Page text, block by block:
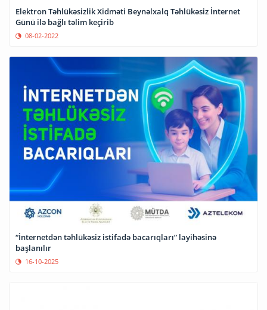
Elektron Təhlükəsizlik Xidməti Beynəlxalq Təhlükəsiz İnternet
Günü ilə bağlı təlim keçirib
08-02-2022
“İnternetdən təhlükəsiz istifadə bacarıqları” layihəsinə
başlanılır
16-10-2025